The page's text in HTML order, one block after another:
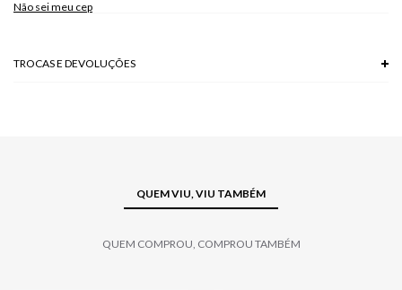
Não sei meu cep
TROCAS E DEVOLUÇÕES
QUEM VIU, VIU TAMBÉM
QUEM COMPROU, COMPROU TAMBÉM